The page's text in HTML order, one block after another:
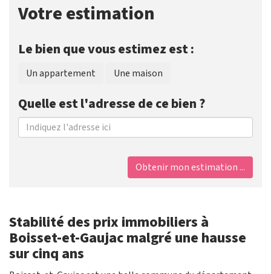
Votre estimation
Le bien que vous estimez est :
Un appartement Une maison
Quelle est l'adresse de ce bien ?
Obtenir mon estimation ...
Stabilité des prix immobiliers à
Boisset-et-Gaujac malgré une hausse
sur cinq ans